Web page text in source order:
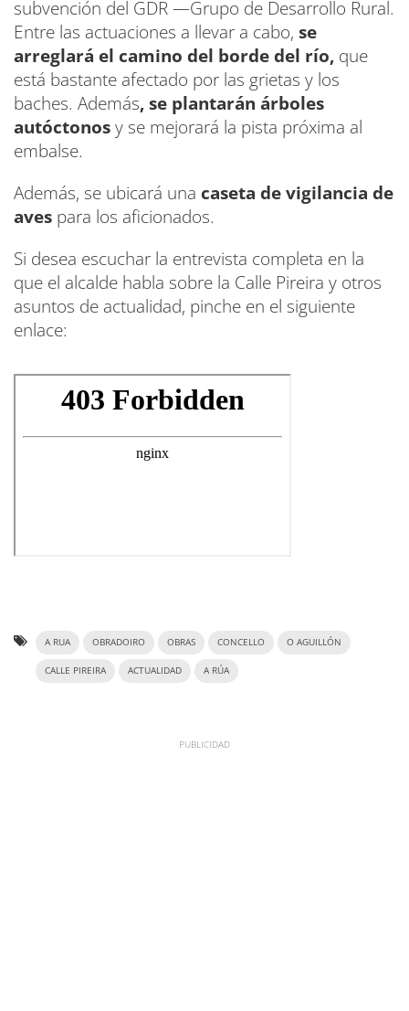
subvención del GDR —Grupo de Desarrollo Rural.
Entre las actuaciones a llevar a cabo, se
arreglará el camino del borde del río, que
está bastante afectado por las grietas y los
baches. Además, se plantarán árboles
autóctonosy se mejorará la pista próxima al
embalse.
Además, se ubicará una caseta de vigilancia de
aves para los aficionados.
Si desea escuchar la entrevista completa en la
que el alcalde habla sobre la Calle Pireira y otros
asuntos de actualidad, pinche en el siguiente
enlace:
A RUA OBRADOIRO OBRAS CONCELLO O AGUILLÓN
CALLE PIREIRA ACTUALIDAD A RÚA